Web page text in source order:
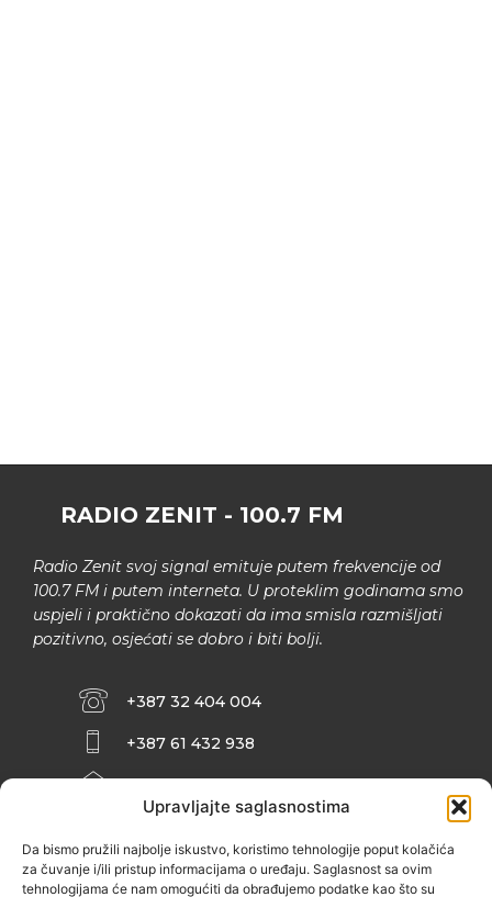
Upravljajte saglasnostima
Da bismo pružili najbolje iskustvo, koristimo tehnologije poput kolačića
za čuvanje i/ili pristup informacijama o uređaju. Saglasnost sa ovim
tehnologijama će nam omogućiti da obrađujemo podatke kao što su
RADIO ZENIT - 100.7 FM
Radio Zenit svoj signal emituje putem frekvencije od
100.7 FM i putem interneta. U proteklim godinama smo
uspjeli i praktično dokazati da ima smisla razmišljati
pozitivno, osjećati se dobro i biti bolji.
+387 32 404 004
+387 61 432 938
INFO@ZENIT.BA
ZENIČANKA, 3. SPRAT), 72000 ZENICA